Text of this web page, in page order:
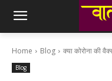
Home Blog क्या कोरोना की
Blog